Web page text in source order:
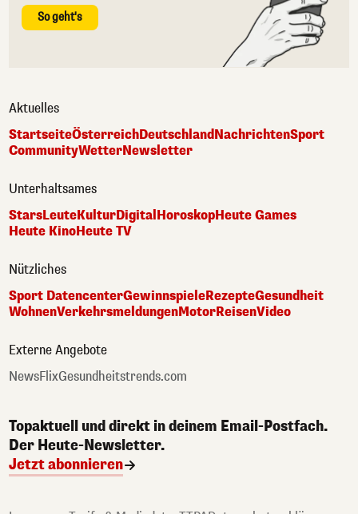
So geht's
Aktuelles
StartseiteÖsterreichDeutschlandNachrichtenSport
CommunityWetterNewsletter
Unterhaltsames
StarsLeuteKulturDigital HoroskopHeute Games
Heute KinoHeute TV
Nützliches
Sport DatencenterGewinnspieleRezepteGesundheit
WohnenVerkehrsmeldungenMotorReisenVideo
Externe Angebote
NewsFlixGesundheitstrends.com
Topaktuell und direkt in deinem Email-Postfach.
Der Heute-Newsletter.
Jetzt abonnieren